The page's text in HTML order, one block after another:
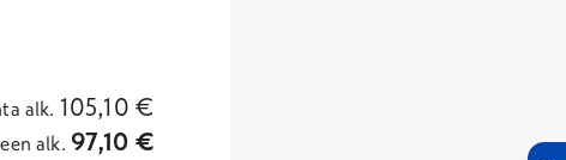
alk. 105,10 €
alk. 97,10 €